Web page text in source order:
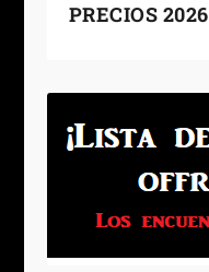
PRECIOS 2026